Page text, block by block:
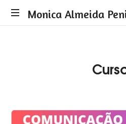
Monica
Monica Almeida